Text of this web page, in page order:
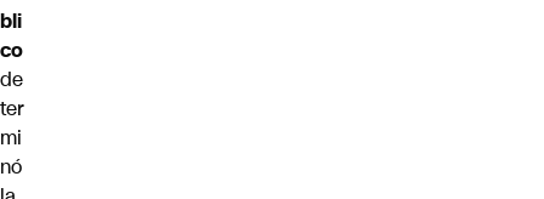
bli
co
de
ter
mi
nó